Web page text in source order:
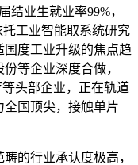
结业生就业率99%，
工业智能取系统研究
度工业升级的焦点趋
等企业深度合做，
头部企业，正在轨道
国顶尖，接触单片
的行业承认度极高，